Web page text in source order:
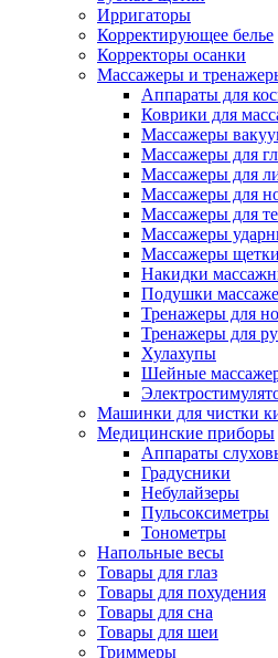
Ирригаторы
Корректирующее белье
Корректоры осанки
Массажеры и
Аппараты для
Коврики для
Массажеры
Массажеры для
Массажеры для
Массажеры для
Массажеры для
Массажеры
Массажеры щетки
Накидки
Подушки
Тренажеры для
Тренажеры для
Хулахупы
Шейные
Машинки для чистки
Медицинские приборы
Аппараты
Градусники
Небулайзеры
Пульсоксиметры
Тонометры
Напольные весы
Товары для глаз
Товары для похудения
Товары для сна
Товары для шеи
Триммеры